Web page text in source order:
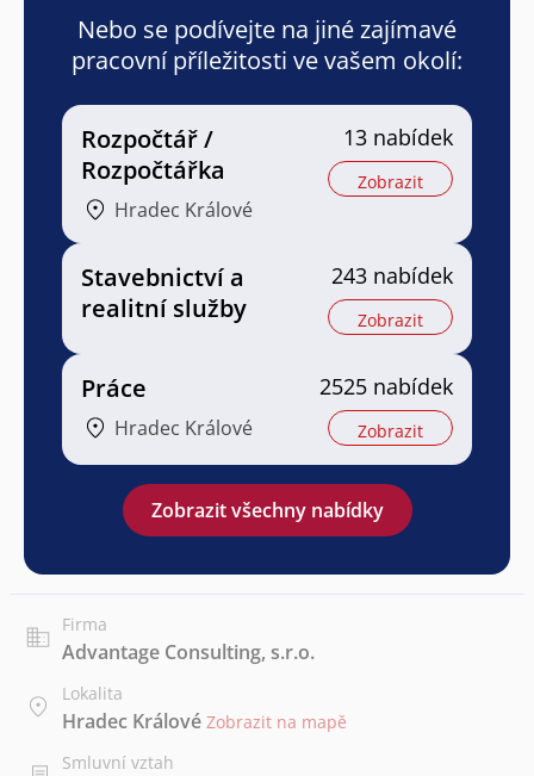
Nebo se podívejte na jiné zajímavé
pracovní příležitosti ve vašem okolí:
Rozpočtář /
Rozpočtářka
Hradec Králové
13 nabídek
Zobrazit
Stavebnictví a
realitní služby
243 nabídek
Zobrazit
Práce
Hradec Králové
2525 nabídek
Zobrazit
Zobrazit všechny nabídky
Firma
Advantage Consulting, s.r.o.
Lokalita
Hradec Králové Zobrazit na mapě
Smluvní vztah